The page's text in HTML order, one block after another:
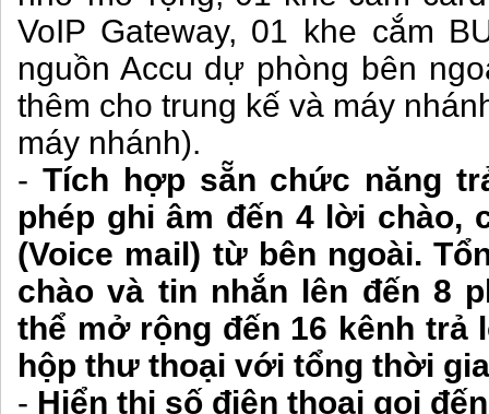
VoIP Gateway, 01 khe cắm
nguồn Accu dự phòng bên
thêm cho trung kế và máy
máy nhánh).
- Tích hợp sẵn chức năng
phép ghi âm đến 4 lời chào,
(Voice mail) từ bên ngoài.
chào và tin nhắn lên đến 8
thể mở rộng đến 16 kênh trả
hộp thư thoại với tổng thời
- Hiển thị số điện thoại gọi